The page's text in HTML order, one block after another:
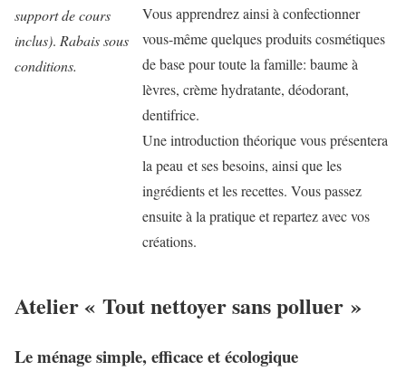
support de cours
inclus). Rabais sous
conditions.
Vous apprendrez ainsi à confectionner
vous-même quelques produits cosmétiques
de base pour toute la famille: baume à
lèvres, crème hydratante, déodorant,
dentifrice.
Une introduction théorique vous présentera
la peau et ses besoins, ainsi que les
ingrédients et les recettes. Vous passez
ensuite à la pratique et repartez avec vos
créations.
Atelier « Tout nettoyer sans polluer »
Le ménage simple, efficace et écologique